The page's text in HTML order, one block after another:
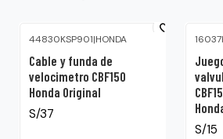
44830KSP901|HONDA
Cable y funda de
velocimetro CBF150
Honda Original
S/37
S/15